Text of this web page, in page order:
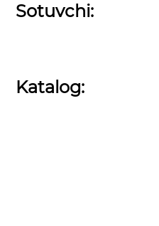
Sotuvchi:
Katalog: